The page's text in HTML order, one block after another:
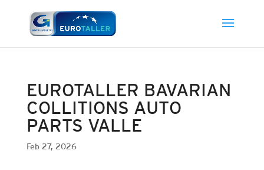
EUROTALLER BAVARIAN
COLLITIONS AUTO
PARTS VALLE
Feb 27, 2026